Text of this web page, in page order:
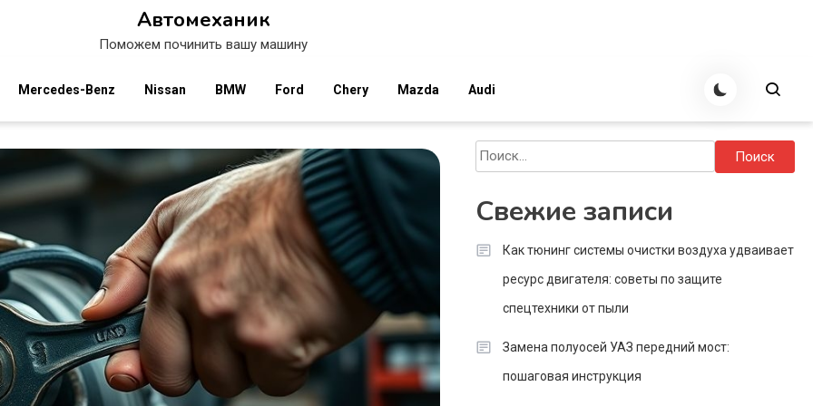
Автомеханик
Поможем починить вашу машину
Mercedes-Benz Nissan BMW Ford Chery Mazda Audi
Найти:
Свежие записи
Как тюнинг системы очистки воздуха удваивает
ресурс двигателя: советы по защите
спецтехники от пыли
Замена полуосей УАЗ передний мост:
пошаговая инструкция